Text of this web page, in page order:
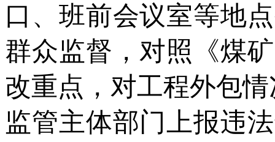
口、班前会议室等地
群众监督，对照《煤
改重点，对工程外包
监管主体部门上报违